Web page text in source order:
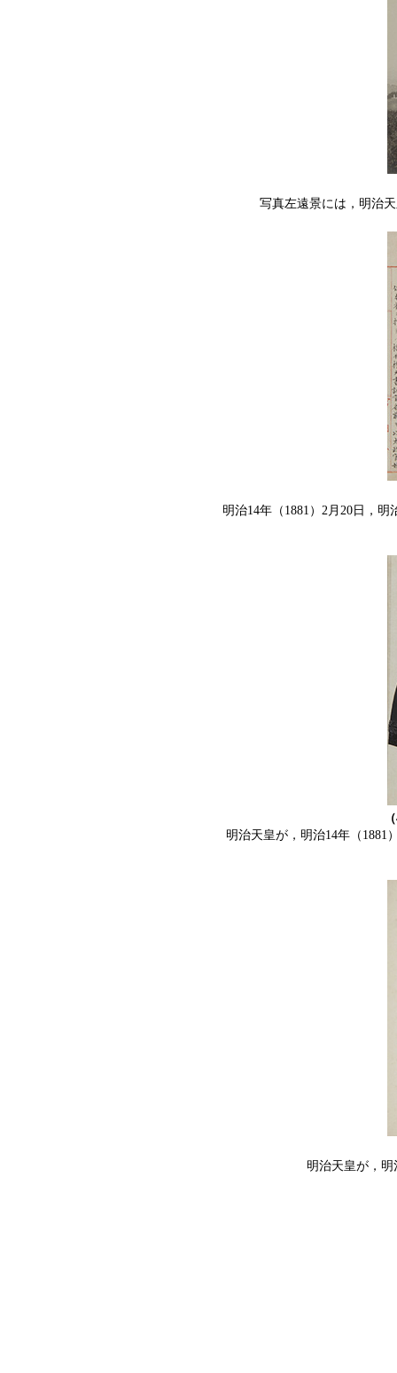
写真左遠景には，明治
明治14年（1881）2月20日，明
明治天皇が，明治14年（1881
明治天皇が，明